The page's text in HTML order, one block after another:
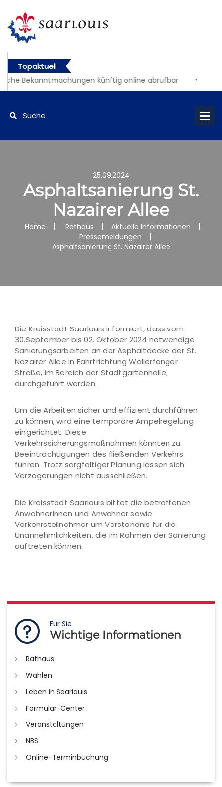
Topaktuell
Bekanntmachungen künftig online abrufbar
25.09.2024
Asphaltsanierung St.
Nazairer Allee
Home Rathaus
Aktuelle Informationen
Pressemeldungen
Asphaltsanierung St. Nazairer Allee
Die Kreisstadt Saarlouis informiert, dass vom
30.September bis 02. Oktober 2024 notwendige
Sanierungsarbeiten an der Asphaltdecke der St.
Nazairer Allee in Fahrtrichtung Wallerfanger
Straße, im Bereich der Stadtgartenhalle,
durchgeführt werden.
Um die Arbeiten sicher und effizient durchführen
zu können, wird eine temporäre Ampelregelung
eingerichtet. Diese
Verkehrssicherungsmaßnahmen könnten zu
Beeinträchtigungen des fließenden Verkehrs
führen. Trotz sorgfältiger Planung lassen sich
Verzögerungen nicht ausschließen.
Die Kreisstadt Saarlouis bittet die betroffenen
Anwohnerinnen und Anwohner sowie
Verkehrsteilnehmer um Verständnis für die
Unannehmlichkeiten, die im Rahmen der Sanierung
auftreten können.
Für Sie
Wichtige Informationen
Rathaus
Wahlen
Leben in Saarlouis
Formular-Center
Veranstaltungen
NBS
Online-Terminbuchung